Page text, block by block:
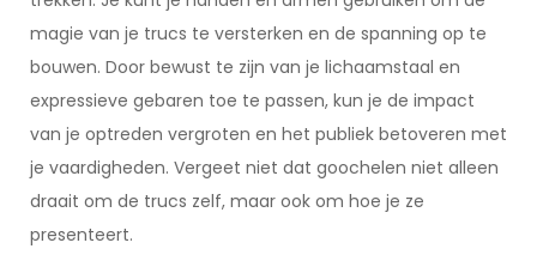
magie van je trucs te versterken en de spanning op te
bouwen. Door bewust te zijn van je lichaamstaal en
expressieve gebaren toe te passen, kun je de impact
van je optreden vergroten en het publiek betoveren met
je vaardigheden. Vergeet niet dat goochelen niet alleen
draait om de trucs zelf, maar ook om hoe je ze
presenteert.